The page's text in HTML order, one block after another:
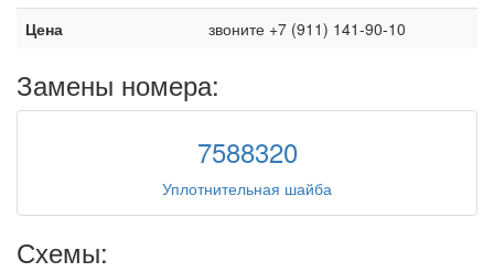
Цена
звоните +7 (911) 141-90-10
Замены номера:
7588320
Уплотнительная шайба
Схемы: